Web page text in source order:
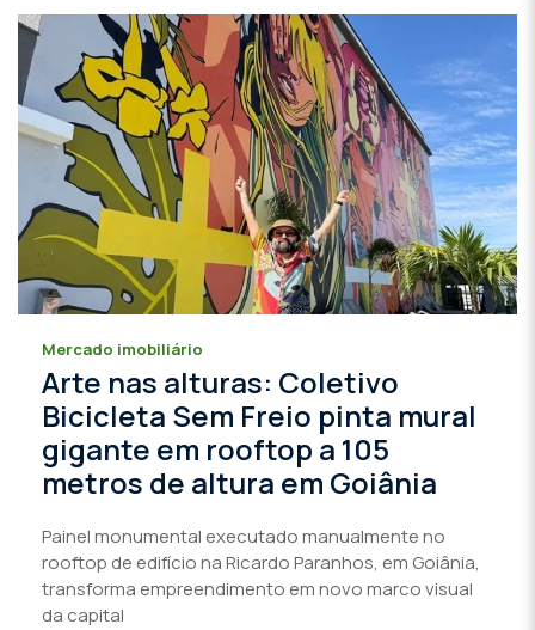
Mercado imobiliário
Arte nas alturas: Coletivo
Bicicleta Sem Freio pinta mural
gigante em rooftop a 105
metros de altura em Goiânia
Painel monumental executado manualmente no
rooftop de edifício na Ricardo Paranhos, em Goiânia,
transforma empreendimento em novo marco visual
da capital